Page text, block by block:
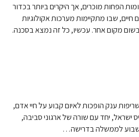
הפחות מוכרים, אך היקרים ביותר בכדור
חיים, שבו מתקיימות מערכות אקולוגיות
בשום מקום אחר. עכשיו, כל זה נמצא בסכנה.
ענק הופכות לאיום קבוע על חיי אדם,
ישראל, יחד עם שורה של ארגוני סביבה,
השבוע לממשלה בדרישה…